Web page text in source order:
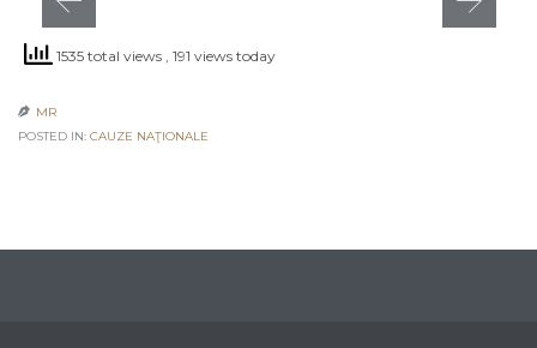
1535 total views , 191 views today
 MR
POSTED IN: CAUZE NAŢIONALE